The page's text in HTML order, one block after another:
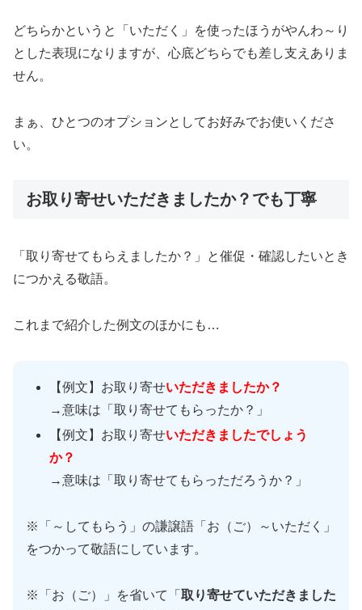
どちらかというと「いただく」を使ったほうがやんわ～り
とした表現になりますが、心底どちらでも差し支えありま
せん。
まぁ、ひとつのオプションとしてお好みでお使いくださ
い。
お取り寄せいただきましたか？でも丁寧
「取り寄せてもらえましたか？」と催促・確認したいとき
につかえる敬語。
これまで紹介した例文のほかにも…
【例文】お取り寄せいただきましたか？
→意味は「取り寄せてもらったか？」
【例文】お取り寄せいただきましたでしょう
か？
→意味は「取り寄せてもらっただろうか？」
※「～してもらう」の謙譲語「お（ご）～いただく」
をつかって敬語にしています。
※「お（ご）」を省いて「 取り寄せていただきました